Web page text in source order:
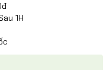
1H